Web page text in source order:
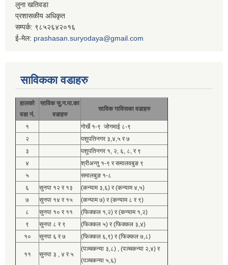
लुना खतिवडा
प्रशासकीय अधिकृत
सम्पर्क: ९८५२६४२०१६
ई-मेल: prashasan.suryodaya@gmail.com
साविकका वडाहरु
हालको
वडा नं.
साविक सु.न.पा.का
वडाहरु
साविक गाविसका वडाहरु
१
गोर्खे १-९ जोगमाई ८-९
२
पशुपतिनगर ३,४,५ र ७
३
पशुपतिनगर १, २, ६, ८, र ९
४
श्रीअन्तु १-९ र समालवबुङ ९
५
समालबुङ १-८
६
सुनपा १२ र १३
(कन्याम ३,६) र (कन्याम ४,५)
७
सुनपा १४ र १५
(कन्याम ७) र (कन्याम ८ र ९)
८
सुनपा १० र ११
(फिक्कल १,२) र (कन्याम १,२)
९
सुनपा ८ र ९
(फिक्कल ५) र (फिक्कल ३,४)
१०
सुनपा ६ र ७ (फिक्कल ६,९) र (फिक्कल ७,८)
११ सुनपा ३ , ४ र ५
(पञ्चकन्या ३,८) , (पञ्चकन्या २,४) र
(पञ्चकन्या ५,६)